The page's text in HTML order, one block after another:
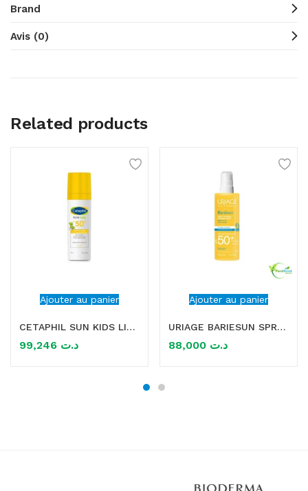
Brand
Avis (0)
Related products
Ajouter au panier
CETAPHIL SUN KIDS LIPOSOMAL LOTION SPF50+ 150ML
د.ت
Ajouter au panier
URIAGE BARIESUN SPRAY ENFANT HYDRATANT SPF50+ 200ML
د.ت